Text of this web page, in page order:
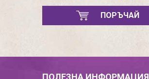
ПОРЪЧАЙ
ПОЛЕЗНА ИНФОРМАЦИЯ